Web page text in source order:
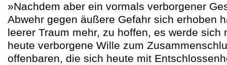
»Nachdem aber ein vormals verborgener
Abwehr gegen äußere Gefahr sich erhoben
leerer Traum mehr, zu hoffen, es werde sich
heute verborgene Wille zum
offenbaren, die sich heute mit